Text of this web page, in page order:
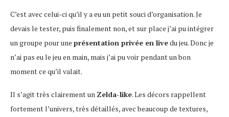
C’est avec celui-ci qu’il y a eu un petit souci d’organisation. Je
devais le tester, puis finalement non, et sur place j’ai pu intégrer
un groupe pour une présentation privée en livedu jeu. Donc je
n’ai pas eu le jeu en main, mais j’ai pu voir pendant un bon
moment ce qu’il valait.
Il s’agit très clairement un Zelda-like. Les décors rappellent
fortement l’univers, très détaillés, avec beaucoup de textures,